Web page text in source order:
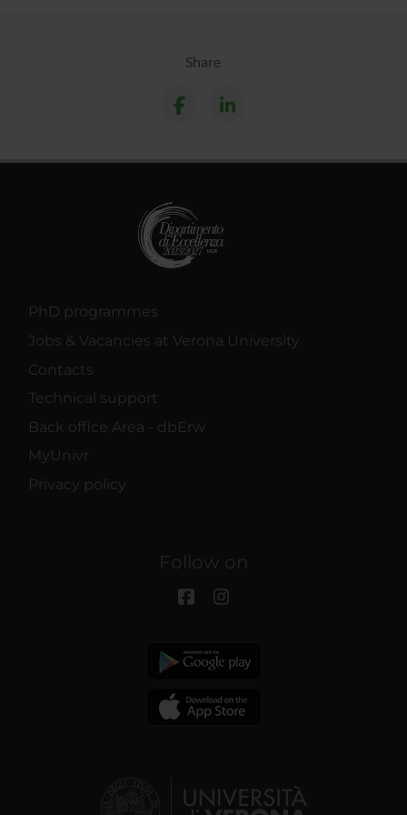
Share
PhD programmes
Jobs & Vacancies at Verona University
Contacts
Technical support
Back office Area - dbErw
MyUnivr
Privacy policy
Follow on